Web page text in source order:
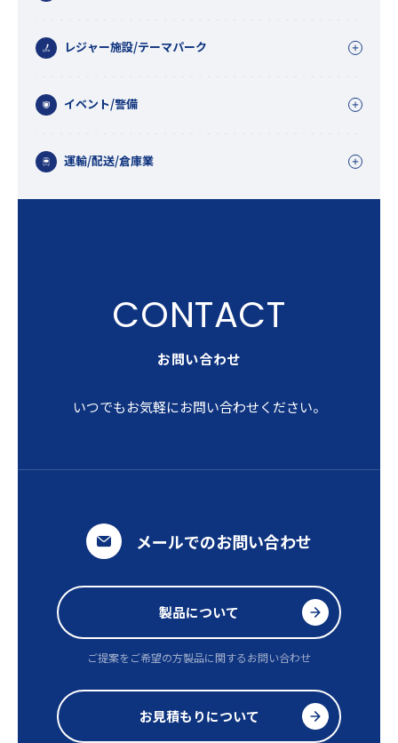
レジャー施設/テーマパーク
イベント/警備
運輸/配送/倉庫業
お問い合わせ
いつでもお気軽にお問い合わせください。
メールでのお問い合わせ
製品について
ご提案をご希望の方製品に関するお問い合わせ
お見積もりについて